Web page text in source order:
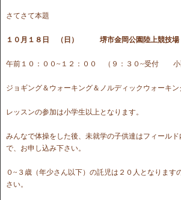
さてさて本題
１０月１８日 （日） 堺市金岡公園陸上競技場
午前１０：００~１２：００ （９：３０~受付 小
ジョギング＆ウォーキング＆ノルディックウォーキン
レッスンの参加は小学生以上となります。
みんなで体操をした後、未就学の子供達はフィール
で、お申し込み下さい。
０~３歳（年少さん以下）の託児は２０人となります
さい。